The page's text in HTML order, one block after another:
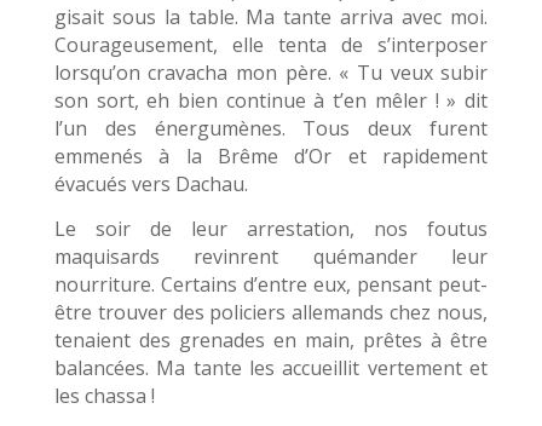
gisait sous la table. Ma tante arriva avec moi.
Courageusement, elle tenta de s’interposer
lorsqu’on cravacha mon père. « Tu veux subir
son sort, eh bien continue à t’en mêler ! » dit
l’un des énergumènes. Tous deux furent
emmenés à la Brême d’Or et rapidement
évacués vers Dachau.
Le soir de leur arrestation, nos foutus
maquisards revinrent quémander leur
nourriture. Certains d’entre eux, pensant peut-
être trouver des policiers allemands chez nous,
tenaient des grenades en main, prêtes à être
balancées. Ma tante les accueillit vertement et
les chassa !